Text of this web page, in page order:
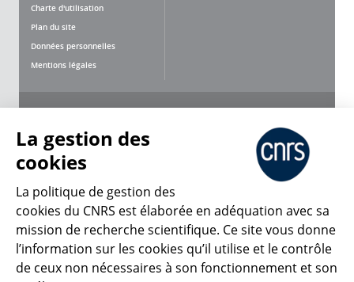
Charte d'utilisation
Plan du site
Données personnelles
Mentions légales
CNRS Le Mag
© 2026, CNRS
La gestion des
cookies
La politique de gestion des
cookies du CNRS est élaborée en adéquation avec sa
mission de recherche scientifique. Ce site vous donne
l’information sur les cookies qu’il utilise et le contrôle
de ceux non nécessaires à son fonctionnement et son